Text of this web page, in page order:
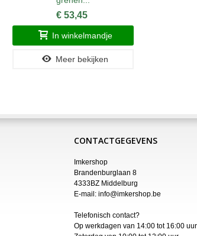
€ 53,45
In winkelmandje
Meer bekijken
CONTACTGEGEVENS
Imkershop
Brandenburglaan 8
4333BZ Middelburg
E-mail: info@imkershop.be
Telefonisch contact?
Op werkdagen van 14:00 tot 16:00 uur